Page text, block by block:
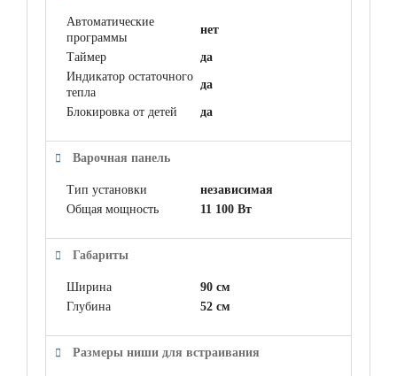
Автоматические
программы
нет
Таймер
да
Индикатор остаточного
тепла
да
Блокировка от детей да
Варочная панель
Тип установки
независимая
Общая мощность
11 100 Вт
Габариты
Ширина
90 см
Глубина
52 см
Размеры ниши для встраивания